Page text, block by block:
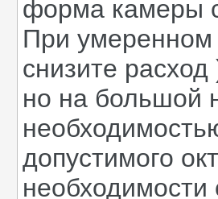
форма камеры
При
снизите
но на большой
допустимого